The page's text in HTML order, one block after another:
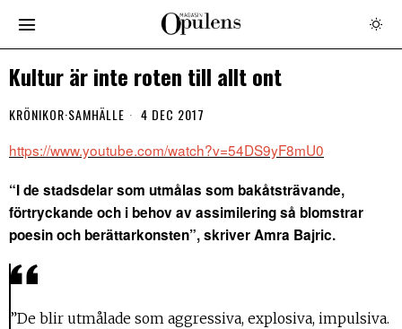
Kultur är inte roten till allt ont
KRÖNIKOR·SAMHÄLLE 4 DEC 2017
https://www.youtube.com/watch?v=54DS9yF8mU0
“I de stadsdelar som utmålas som bakåtsträvande,
förtryckande och i behov av assimilering så blomstrar
poesin och berättarkonsten”, skriver Amra Bajric.
”De blir utmålade som aggressiva, explosiva, impulsiva.